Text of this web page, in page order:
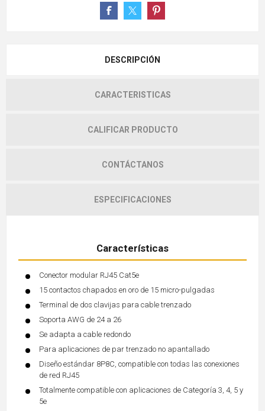
DESCRIPCIÓN
CARACTERISTICAS
CALIFICAR PRODUCTO
CONTÁCTANOS
ESPECIFICACIONES
Características
Conector modular RJ45 Cat5e
15 contactos chapados en oro de 15 micro-pulgadas
Terminal de dos clavijas para cable trenzado
Soporta AWG de 24 a 26
Se adapta a cable redondo
Para aplicaciones de par trenzado no apantallado
Diseño estándar 8P8C, compatible con todas las conexiones
de red RJ45
Totalmente compatible con aplicaciones de Categoría 3, 4, 5 y
5e